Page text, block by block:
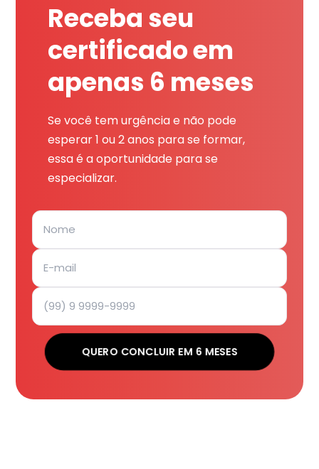
Receba seu
certificado em
apenas 6 meses
Se você tem urgência e não pode
esperar 1 ou 2 anos para se formar,
essa é a oportunidade para se
especializar.
QUERO CONCLUIR EM 6 MESES